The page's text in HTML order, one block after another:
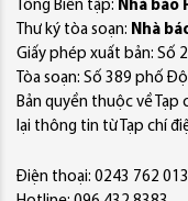
Tổng Biên tập: Nhà báo
Thư ký tòa soạn: Nhà
Giấy phép xuất bản: Số
Tòa soạn: Số 389 phố
Bản quyền thuộc về Tạp
lại thông tin từ Tạp chí
Điện thoại: 0243 762